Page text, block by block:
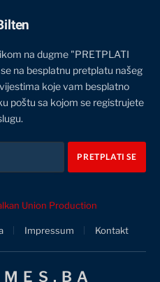
na dugme "PRETPLATI
na besplatnu pretplatu našeg
koje vam besplatno
poštu sa kojom se registrujete
Union Production
Impressum Kontakt